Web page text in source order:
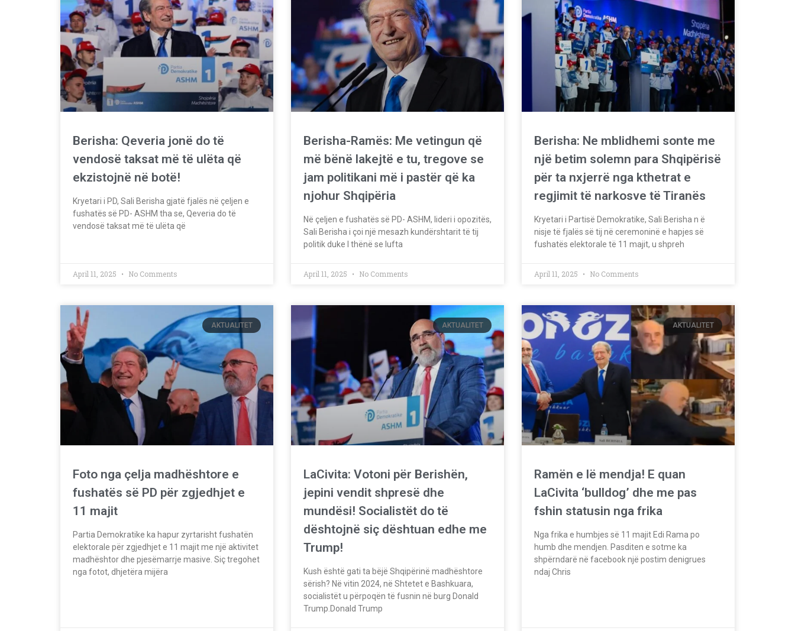
Berisha: Qeveria jonë do të
vendosë taksat më të ulëta që
ekzistojnë në botë!
Kryetari i PD, Sali Berisha gjatë fjalës në çeljen e
fushatës së PD- ASHM tha se, Qeveria do të
vendosë taksat më të ulëta që
April 11, 2025 No Comments
Berisha-Ramës: Me vetingun që
më bënë lakejtë e tu, tregove se
jam politikani më i pastër që ka
njohur Shqipëria
Në çeljen e fushatës së PD- ASHM, lideri i opozitës,
Sali Berisha i çoi një mesazh kundërshtarit të tij
politik duke I thënë se lufta
April 11, 2025 No Comments
Berisha: Ne mblidhemi sonte me
një betim solemn para Shqipërisë
për ta nxjerrë nga kthetrat e
regjimit të narkosve të Tiranës
Kryetari i Partisë Demokratike, Sali Berisha n ë
nisje të fjalës së tij në ceremoninë e hapjes së
fushatës elektorale të 11 majit, u shpreh
April 11, 2025 No Comments
AKTUALITET
Foto nga çelja madhështore e
fushatës së PD për zgjedhjet e
11 majit
Partia Demokratike ka hapur zyrtarisht fushatën
elektorale për zgjedhjet e 11 majit me një aktivitet
madhështor dhe pjesëmarrje masive. Siç tregohet
nga fotot, dhjetëra mijëra
AKTUALITET
LaCivita: Votoni për Berishën,
jepini vendit shpresë dhe
mundësi! Socialistët do të
dështojnë siç dështuan edhe me
Trump!
Kush është gati ta bëjë Shqipërinë madhështore
sërish? Në vitin 2024, në Shtetet e Bashkuara,
socialistët u përpoqën të fusnin në burg Donald
Trump.Donald Trump
AKTUALITET
Ramën e lë mendja! E quan
LaCivita ‘bulldog’ dhe me pas
fshin statusin nga frika
Nga frika e humbjes së 11 majit Edi Rama po
humb dhe mendjen. Pasditen e sotme ka
shpërndarë në facebook një postim denigrues
ndaj Chris